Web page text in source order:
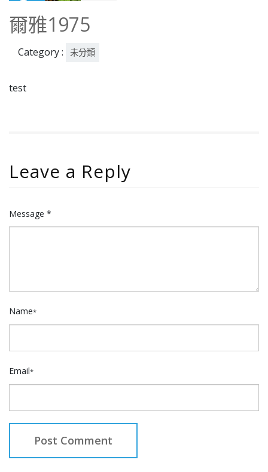
07-
30
爾雅1975
Category : 未分類
test
Leave a Reply
Message *
Name*
Email*